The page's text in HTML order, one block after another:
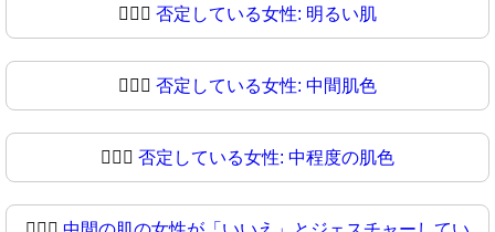
🙍🏻‍♀ 否定している女性: 明るい肌
🙍🏼‍♀️ 否定している女性: 中間肌色
🙍🏼‍♀ 否定している女性: 中程度の肌色